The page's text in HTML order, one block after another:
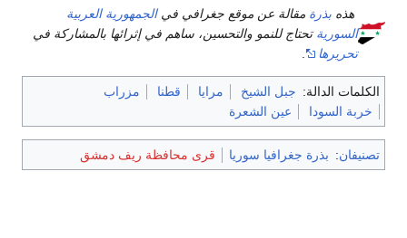
هذه بذرة مقالة عن موقع جغرافي فيالجمهورية العربية
السورية تحتاج للنمو والتحسين، ساهم في إثرائها بالمشاركة في
تحريرها
الكلمات الدالة: جبل الشيخ مرايا قطنا
مزراب
خربة السودا
عين الشعرة
تصنيفان: بذرة جغرافيا سوريا قرى محافظة ريف دمشق